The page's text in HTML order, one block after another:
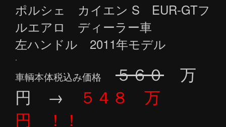
ポルシェ カイエン S EUR-GTフ
ルエアロ ディーラー車
左ハンドル 2011年モデル
.
車輌本体税込み価格 ５６０ 万
円 →
５４８ 万
円 ！！